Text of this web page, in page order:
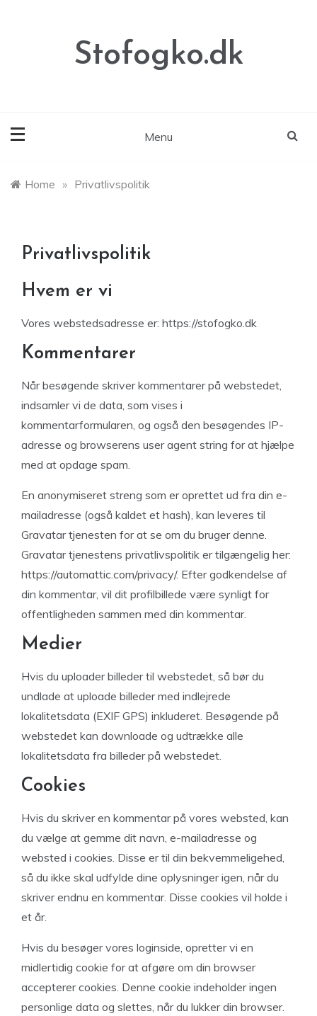
Stofogko.dk
Menu
Home » Privatlivspolitik
Privatlivspolitik
Hvem er vi
Vores webstedsadresse er: https://stofogko.dk
Kommentarer
Når besøgende skriver kommentarer på webstedet,
indsamler vi de data, som vises i
kommentarformularen, og også den besøgendes IP-
adresse og browserens user agent string for at hjælpe
med at opdage spam.
En anonymiseret streng som er oprettet ud fra din e-
mailadresse (også kaldet et hash), kan leveres til
Gravatar tjenesten for at se om du bruger denne.
Gravatar tjenestens privatlivspolitik er tilgængelig her:
https://automattic.com/privacy/. Efter godkendelse af
din kommentar, vil dit profilbillede være synligt for
offentligheden sammen med din kommentar.
Medier
Hvis du uploader billeder til webstedet, så bør du
undlade at uploade billeder med indlejrede
lokalitetsdata (EXIF GPS) inkluderet. Besøgende på
webstedet kan downloade og udtrække alle
lokalitetsdata fra billeder på webstedet.
Cookies
Hvis du skriver en kommentar på vores websted, kan
du vælge at gemme dit navn, e-mailadresse og
websted i cookies. Disse er til din bekvemmeligehed,
så du ikke skal udfylde dine oplysninger igen, når du
skriver endnu en kommentar. Disse cookies vil holde i
et år.
Hvis du besøger vores loginside, opretter vi en
midlertidig cookie for at afgøre om din browser
accepterer cookies. Denne cookie indeholder ingen
personlige data og slettes, når du lukker din browser.